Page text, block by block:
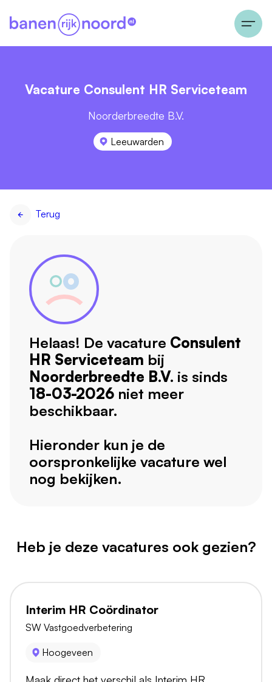
Vacature Consulent HR Serviceteam
Noorderbreedte B.V.
Leeuwarden
Terug
Helaas! De vacature Consulent
HR Serviceteam bij
Noorderbreedte B.V. is sinds
18-03-2026 niet meer
beschikbaar.
Hieronder kun je de
oorspronkelijke vacature wel
nog bekijken.
Heb je deze vacatures ook gezien?
Interim HR Coördinator
SW Vastgoedverbetering
Hoogeveen